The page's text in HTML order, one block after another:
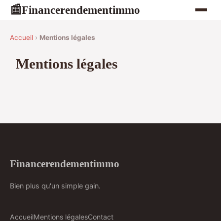
📰Financerendementimmo
Accueil › Mentions légales
Mentions légales
Financerendementimmo
Bien plus qu'un simple gain.
AccueilMentions légalesContact